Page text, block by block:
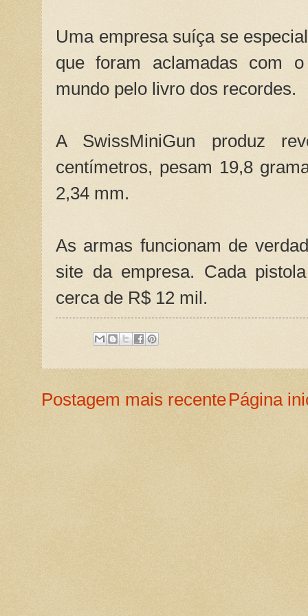
Uma empresa suíça se
que foram aclamadas com
mundo pelo livro dos recordes.
A SwissMiniGun produz
centímetros, pesam 19,8
2,34 mm.
As armas funcionam de
site da empresa. Cada
cerca de R$ 12 mil.
Postagem mais recentePágina